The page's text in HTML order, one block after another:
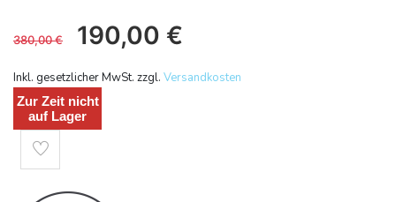
380,00€ 190,00 €
Inkl. gesetzlicher MwSt. zzgl. Versandkosten
Zur Zeit nicht
auf Lager